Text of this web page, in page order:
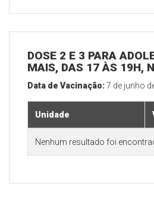
DOSE 2 E 3 PARA
MAIS, DAS 17 ÀS 19H,
Data de Vacinação:7 de junho
Unidade
Nenhum resultado foi